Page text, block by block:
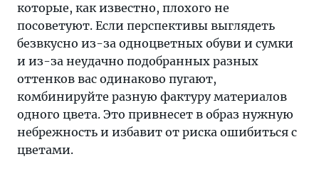
которые, как известно, плохого не
посоветуют. Если перспективы выглядеть
безвкусно из-за одноцветных обуви и сумки
и из-за неудачно подобранных разных
оттенков вас одинаково пугают,
комбинируйте разную фактуру материалов
одного цвета. Это привнесет в образ нужную
небрежность и избавит от риска ошибиться с
цветами.